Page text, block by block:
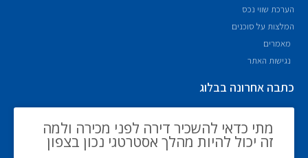
הערכת שווי נכס
המלצות על סוכנים
מאמרים
נגישות האתר
כתבה אחרונה בבלוג
מתי כדאי להשכיר דירה לפני מכירה ולמה
זה יכול להיות מהלך אסטרטגי נכון בצפון